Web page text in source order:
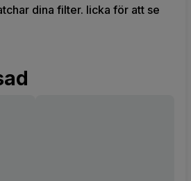
dina filter. licka för att se